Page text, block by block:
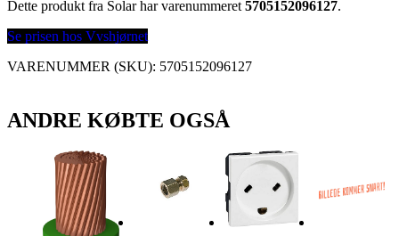
Dette produkt fra Solar har varenummeret 5705152096127.
Se prisen hos Vvshjørnet
VARENUMMER (SKU): 5705152096127
ANDRE KØBTE OGSÅ